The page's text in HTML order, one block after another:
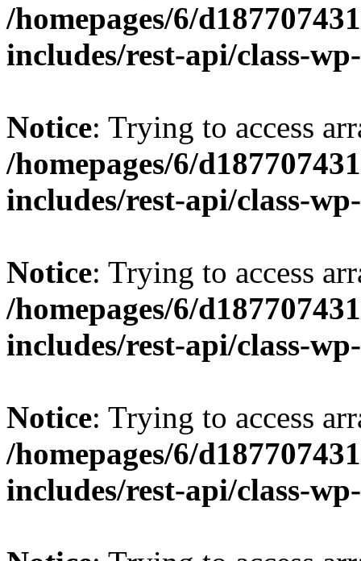
/homepages/6/
includes/rest-api/class-
Notice: Trying to access
/homepages/6/
includes/rest-api/class-
Notice: Trying to access
/homepages/6/
includes/rest-api/class-
Notice: Trying to access
/homepages/6/
includes/rest-api/class-